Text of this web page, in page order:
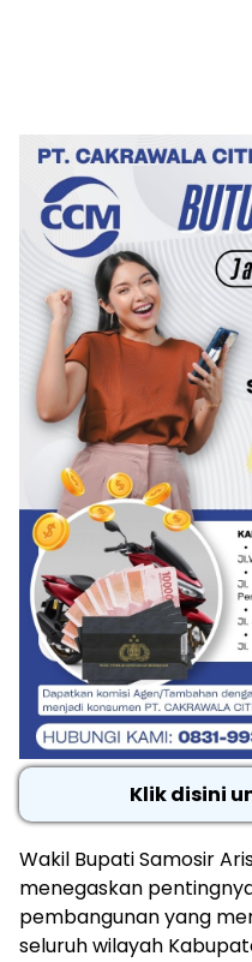
Klik disini
Wakil Bupati Samosir
menegaskan
pembangunan yang
seluruh wilayah